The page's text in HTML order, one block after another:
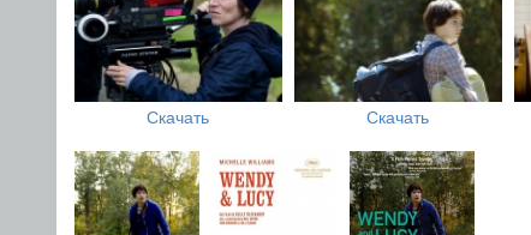
Скачать Скачать